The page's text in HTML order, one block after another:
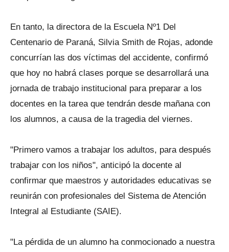
En tanto, la directora de la Escuela Nº1 Del
Centenario de Paraná, Silvia Smith de Rojas, adonde
concurrían las dos víctimas del accidente, confirmó
que hoy no habrá clases porque se desarrollará una
jornada de trabajo institucional para preparar a los
docentes en la tarea que tendrán desde mañana con
los alumnos, a causa de la tragedia del viernes.
"Primero vamos a trabajar los adultos, para después
trabajar con los niños", anticipó la docente al
confirmar que maestros y autoridades educativas se
reunirán con profesionales del Sistema de Atención
Integral al Estudiante (SAIE).
"La pérdida de un alumno ha conmocionado a nuestra